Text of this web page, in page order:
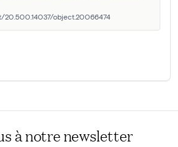
20.500.14037/object.20066474
à notre newsletter